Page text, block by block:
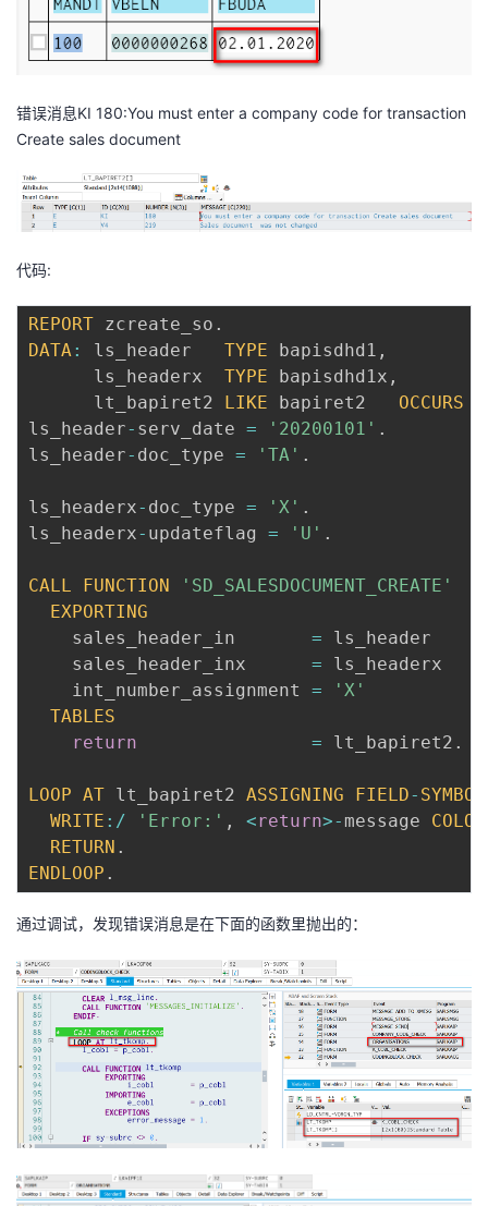
错误消息KI 180:You must enter a company code for transaction
Create sales document
代码:
REPORT zcreate_so .
DATA: ls_header TYPE bapisdhd1 ,
      ls_headerx
TYPE bapisdhd1x ,
      lt_bapiret2
LIKE bapiret2 OCCURS
ls_header- serv_date = '20200101' .
ls_header- doc_type = 'TA' .
ls_headerx- doc_type = 'X' .
ls_headerx- updateflag = 'U' .
CALL FUNCTION
'SD_SALESDOCUMENT_CREATE'
EXPORTING
    sales_header_in
= ls_header
    sales_header_inx
= ls_headerx
    int_number_assignment
=
'X'
TABLES
return
= lt_bapiret2 .
LOOP AT lt_bapiret2 ASSIGNING FIELD- SYMBOL
WRITE : / 'Error:' , <return>- message COLOR
RETURN .
ENDLOOP .
通过调试，发现错误消息是在下面的函数里抛出的：